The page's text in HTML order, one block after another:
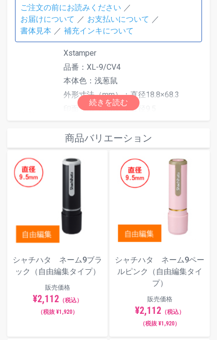
ご注文の前にお読みください
お届けについて
お支払いについて
書体見本
補充インキについて
Xstamper
品番：XL-9/CV4
本体色：浅葱鼠
外形寸法（mm）：直径18.8×68.3
印面寸法（mm）：直径9.5
自由編集で自由に文字を入れたり、ロ
ゴなどの図形を入れられます。
補充インキは
ネーム９、ネーム９ホワ
イトスタイル、ネーム９VIVO用補充イ
ンキ
をご使用ください。
印面サンプル
商品バリエーション
シャチハタ ネーム9ブラ
ック（自由編集タイプ）
販売価格
¥2,112 （税込）
（税抜 ¥1,920）
シャチハタ ネーム9ペー
ルピンク（自由編集タイ
プ）
販売価格
¥2,112 （税込）
（税抜 ¥1,920）